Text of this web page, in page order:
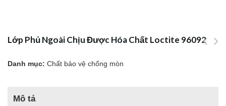
Lớp Phủ Ngoài Chịu Được Hóa Chất Loctite 96092
Danh mục: Chất bảo vệ chống mòn
Mô tả